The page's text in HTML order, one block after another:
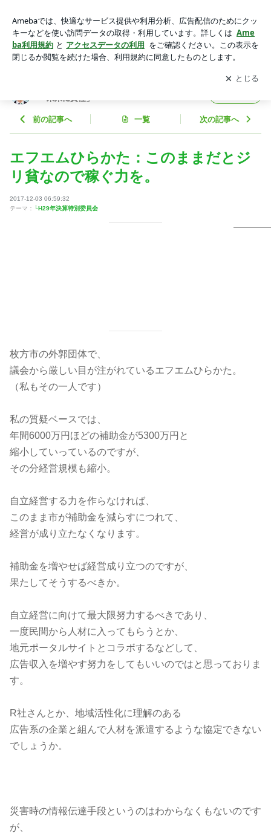
方市議会議員 木村亮太オフィシャルブログ「未来に責任」Po
wered by Ameba
アプリをダウンロードして ブログの更新通知
を受け取りまし
ょう。
開く
「未来に責任」
前の記事へ 一覧 次の記事へ
エフエムひらかた：このままだとジ
リ貧なので稼ぐ力を。
2017-12-03 06:59:32
テーマ：
└H29年決算特別委員会
枚方市の外郭団体で、
議会から厳しい目が注がれているエフエムひらかた。
（私もその一人です）
私の質疑ベースでは、
年間6000万円ほどの補助金が5300万円と
縮小していっているのですが、
その分経営規模も縮小。
自立経営する力を作らなければ、
このまま市が補助金を減らすにつれて、
経営が成り立たなくなります。
補助金を増やせば経営成り立つのですが、
果たしてそうするべきか。
自立経営に向けて最大限努力するべきであり、
一度民間から人材に入ってもらうとか、
地元ポータルサイトとコラボするなどして、
広告収入を増やす努力をしてもいいのではと思っておりま
す。
R社さんとか、地域活性化に理解のある
広告系の企業と組んで人材を派遣するような協定できない
でしょうか。
災害時の情報伝達手段というのはわからなくもないのです
が、